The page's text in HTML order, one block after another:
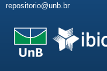
repositorio@unb.br